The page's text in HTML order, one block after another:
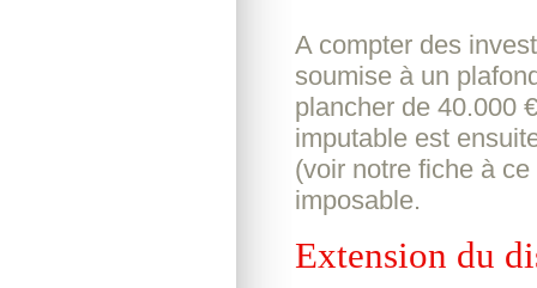
A compter des
soumise à un
plancher de 40.000
imputable est
(voir notre fiche à
imposable.
Extension du